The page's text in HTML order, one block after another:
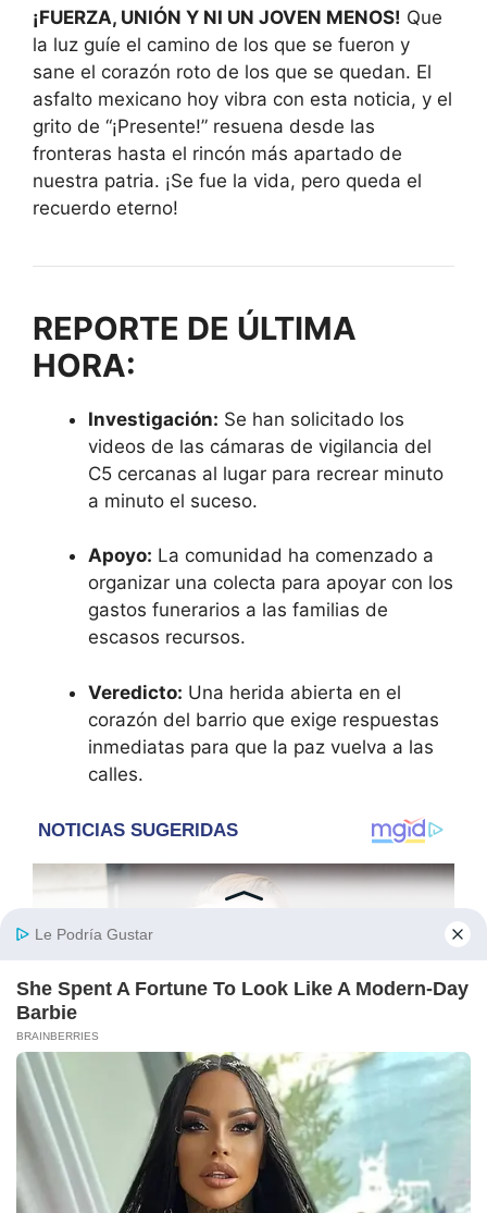
¡FUERZA, UNIÓN Y NI UN JOVEN MENOS! Que
la luz guíe el camino de los que se fueron y
sane el corazón roto de los que se quedan. El
asfalto mexicano hoy vibra con esta noticia, y el
grito de “¡Presente!” resuena desde las
fronteras hasta el rincón más apartado de
nuestra patria. ¡Se fue la vida, pero queda el
recuerdo eterno!
REPORTE DE ÚLTIMA
HORA:
Investigación: Se han solicitado los
videos de las cámaras de vigilancia del
C5 cercanas al lugar para recrear minuto
a minuto el suceso.
Apoyo: La comunidad ha comenzado a
organizar una colecta para apoyar con los
gastos funerarios a las familias de
escasos recursos.
Veredicto: Una herida abierta en el
corazón del barrio que exige respuestas
inmediatas para que la paz vuelva a las
calles.